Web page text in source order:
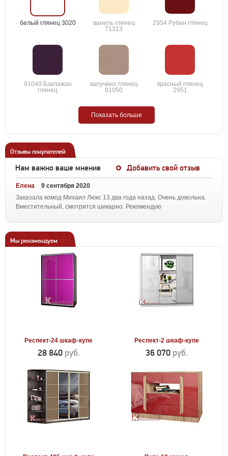
белый глянец 3020
ваниль глянец
T1313
2954 Рубин глянец
91040 Баклажан
глянец
капучино глянец
91050
красный глянец
2951
Показать больше
Отзывы покупателей
Нам важно ваше мнение Добавить свой отзыв
Елена
9 сентября 2020
Заказала комод Михаил Люкс 13 два года назад. Очень довольна.
Вместительный, смотрится шикарно. Рекомендую
Мы рекомендуем
Респект-24 шкаф-купе
28 840 руб.
Респект-2 шкаф-купе
36 070 руб.